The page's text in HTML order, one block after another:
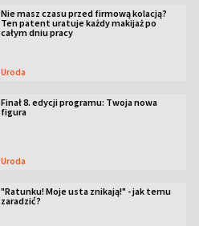
Nie masz czasu przed firmową kolacją?
Ten patent uratuje każdy makijaż po
całym dniu pracy
Uroda
Finał 8. edycji programu: Twoja nowa
figura
Uroda
"Ratunku! Moje usta znikają!" - jak temu
zaradzić?